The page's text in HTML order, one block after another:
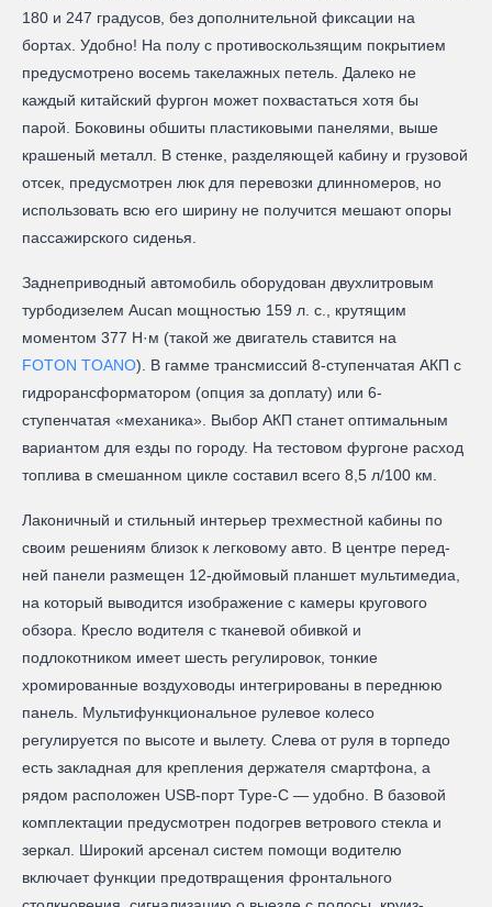
180 и 247 градусов, без дополнительной фиксации на
бортах. Удобно! На полу с противоскользящим покрытием
предусмотрено восемь такелажных петель. Далеко не
каждый китайский фургон может похвастаться хотя бы
парой. Боковины обшиты пластиковыми панелями, выше
крашеный металл. В стенке, разделяющей кабину и грузовой
отсек, предусмотрен люк для перевозки длинномеров, но
использовать всю его ширину не получится мешают опоры
пассажирского сиденья.
Заднеприводный автомобиль оборудован двухлитровым
турбодизелем Aucan мощностью 159 л. с., крутящим
моментом 377 Н·м (такой же двигатель ставится на
FOTON TOANO). В гамме трансмиссий 8-ступенчатая АКП с
гидрорансформатором (опция за доплату) или 6-
ступенчатая «механика». Выбор АКП станет оптимальным
вариантом для езды по городу. На тестовом фургоне расход
топлива в смешанном цикле составил всего 8,5 л/100 км.
Лаконичный и стильный интерьер трехместной кабины по
своим решениям близок к легковому авто. В центре перед-
ней панели размещен 12-дюймовый планшет мультимедиа,
на который выводится изображение с камеры кругового
обзора. Кресло водителя с тканевой обивкой и
подлокотником имеет шесть регулировок, тонкие
хромированные воздуховоды интегрированы в переднюю
панель. Мультифункциональное рулевое колесо
регулируется по высоте и вылету. Слева от руля в торпедо
есть закладная для крепления держателя смартфона, а
рядом расположен USB-порт Туре-С — удобно. В базовой
комплектации предусмотрен подогрев ветрового стекла и
зеркал. Широкий арсенал систем помощи водителю
включает функции предотвращения фронтального